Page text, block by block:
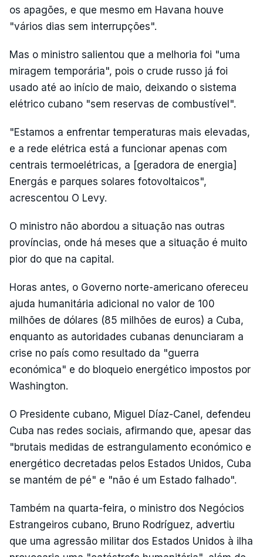
os apagões, e que mesmo em Havana houve
"vários dias sem interrupções".
Mas o ministro salientou que a melhoria foi "uma
miragem temporária", pois o crude russo já foi
usado até ao início de maio, deixando o sistema
elétrico cubano "sem reservas de combustível".
"Estamos a enfrentar temperaturas mais elevadas,
e a rede elétrica está a funcionar apenas com
centrais termoelétricas, a [geradora de energia]
Energás e parques solares fotovoltaicos",
acrescentou O Levy.
O ministro não abordou a situação nas outras
províncias, onde há meses que a situação é muito
pior do que na capital.
Horas antes, o Governo norte-americano ofereceu
ajuda humanitária adicional no valor de 100
milhões de dólares (85 milhões de euros) a Cuba,
enquanto as autoridades cubanas denunciaram a
crise no país como resultado da "guerra
económica" e do bloqueio energético impostos por
Washington.
O Presidente cubano, Miguel Díaz-Canel, defendeu
Cuba nas redes sociais, afirmando que, apesar das
"brutais medidas de estrangulamento económico e
energético decretadas pelos Estados Unidos, Cuba
se mantém de pé" e "não é um Estado falhado".
Também na quarta-feira, o ministro dos Negócios
Estrangeiros cubano, Bruno Rodríguez, advertiu
que uma agressão militar dos Estados Unidos à ilha